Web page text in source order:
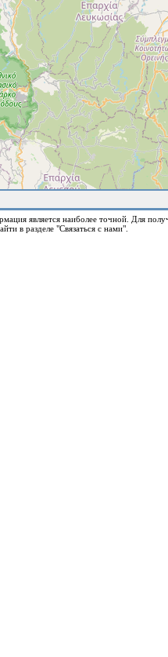
является наиболее точной. Для
в разделе "Связаться с нами".